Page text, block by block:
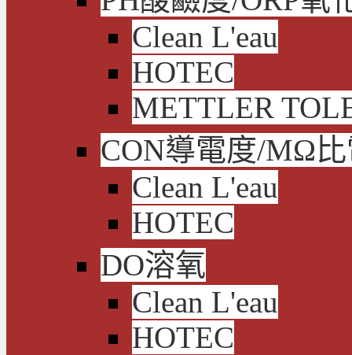
Clean L'eau
HOTEC
METTLER
CON導電度/MΩ
Clean L'eau
HOTEC
DO溶氧
Clean L'eau
HOTEC